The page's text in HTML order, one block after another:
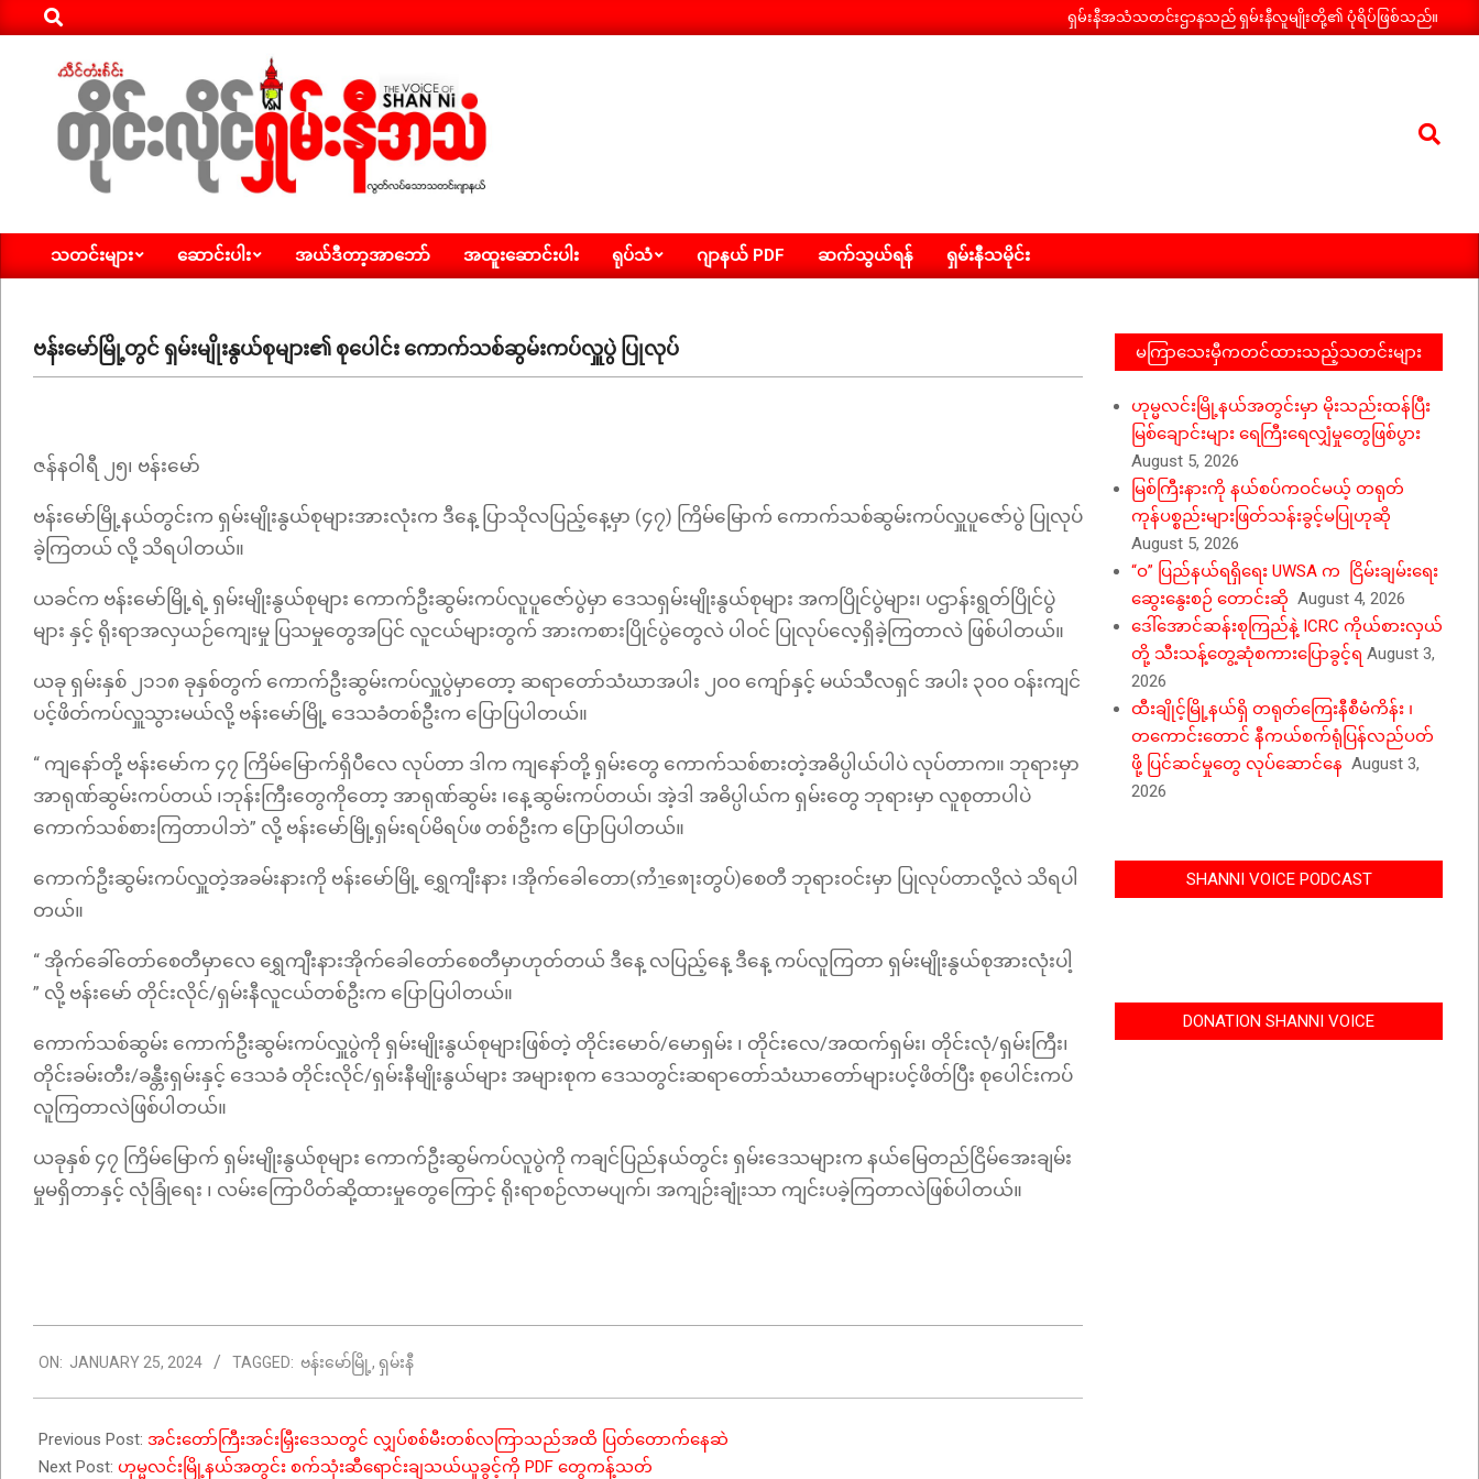
to
Search
ရှမ်းနီအသံသတင်းဌာနသည် ရှမ်းနီလူမျိုးတို့၏ ပုံရိပ်ဖြစ်သည်။
ရှမ်း
နီ
သတင်း
Search
Primary
သတင်းများ ဆောင်းပါး အယ်ဒီတာ့အာဘော် အထူးဆောင်းပါး ရုပ်သံ ဂျာနယ် PDF ဆက်သွယ်ရန် ရှမ်းနီသမိုင်း
ဗန်းမော်မြို့တွင် ရှမ်းမျိုးနွယ်စုများ၏ စုပေါင်း ကောက်သစ်ဆွမ်းကပ်လှူပွဲ ပြုလုပ်
ဇန်နဝါရီ ၂၅၊ ဗန်းမော်
ဗန်းမော်မြို့နယ်တွင်းက ရှမ်းမျိုးနွယ်စုများအားလုံးက ဒီနေ့ ပြာသိုလပြည့်နေ့မှာ (၄၇) ကြိမ်မြောက် ကောက်သစ်ဆွမ်းကပ်လှူပူဇော်ပွဲ ပြုလုပ်
ခဲ့ကြတယ် လို့ သိရပါတယ်။
ယခင်က ဗန်းမော်မြို့ရဲ့ ရှမ်းမျိုးနွယ်စုများ ကောက်ဦးဆွမ်းကပ်လူပူဇော်ပွဲမှာ ဒေသရှမ်းမျိုးနွယ်စုများ အကပြိုင်ပွဲများ၊ ပဌာန်းရွတ်ပြိုင်ပွဲ
များ နှင့် ရိုးရာအလှယဉ်ကျေးမှု ပြသမှုတွေအပြင် လူငယ်များတွက် အားကစားပြိုင်ပွဲတွေလဲ ပါဝင် ပြုလုပ်လေ့ရှိခဲ့ကြတာလဲ ဖြစ်ပါတယ်။
ယခု ရှမ်းနှစ် ၂၁၁၈ ခုနှစ်တွက် ကောက်ဦးဆွမ်းကပ်လှူပွဲမှာတော့ ဆရာတော်သံဃာအပါး ၂၀၀ ကျော်နှင့် မယ်သီလရှင် အပါး ၃၀၀ ဝန်းကျင်
ပင့်ဖိတ်ကပ်လှူသွားမယ်လို့ ဗန်းမော်မြို့ ဒေသခံတစ်ဦးက ပြောပြပါတယ်။
“ ကျနော်တို့ ဗန်းမော်က ၄၇ ကြိမ်မြောက်ရှိပီလေ လုပ်တာ ဒါက ကျနော်တို့ ရှမ်းတွေ ကောက်သစ်စားတဲ့အဓိပ္ပါယ်ပါပဲ လုပ်တာက။ ဘုရားမှာ
အာရုဏ်ဆွမ်းကပ်တယ် ၊ဘုန်းကြီးတွေကိုတော့ အာရုဏ်ဆွမ်း ၊နေ့ဆွမ်းကပ်တယ်၊ အဲ့ဒါ အဓိပ္ပါယ်က ရှမ်းတွေ ဘုရားမှာ လူစုတာပါပဲ
ကောက်သစ်စားကြတာပါဘဲ” လို့ ဗန်းမော်မြို့ရှမ်းရပ်မိရပ်ဖ တစ်ဦးက ပြောပြပါတယ်။
ကောက်ဦးဆွမ်းကပ်လှူတဲ့အခမ်းနားကို ဗန်းမော်မြို့ ရွှေကျီးနား ၊အိုက်ခေါတော(ဢႆၫႍၷေႃးတွပ်)စေတီ ဘုရားဝင်းမှာ ပြုလုပ်တာလို့လဲ သိရပါ
တယ်။
“ အိုက်ခေါ်တော်စေတီမှာလေ ရွှေကျီးနားအိုက်ခေါတော်စေတီမှာဟုတ်တယ် ဒီနေ့ လပြည့်နေ့ ဒီနေ့ ကပ်လူကြတာ ရှမ်းမျိုးနွယ်စုအားလုံးပါ့
” လို့ ဗန်းမော် တိုင်းလိုင်/ရှမ်းနီလူငယ်တစ်ဦးက ပြောပြပါတယ်။
ကောက်သစ်ဆွမ်း ကောက်ဦးဆွမ်းကပ်လှူပွဲကို ရှမ်းမျိုးနွယ်စုများဖြစ်တဲ့ တိုင်းမောဝ်/မောရှမ်း ၊ တိုင်းလေ/အထက်ရှမ်း၊ တိုင်းလုံ/ရှမ်းကြီး၊
တိုင်းခမ်းတီး/ခန္တီးရှမ်းနှင့် ဒေသခံ တိုင်းလိုင်/ရှမ်းနီမျိုးနွယ်များ အများစုက ဒေသတွင်းဆရာတော်သံဃာတော်များပင့်ဖိတ်ပြီး စုပေါင်းကပ်
လူကြတာလဲဖြစ်ပါတယ်။
ယခုနှစ် ၄၇ ကြိမ်မြောက် ရှမ်းမျိုးနွယ်စုများ ကောက်ဦးဆွမ်ကပ်လူပွဲကို ကချင်ပြည်နယ်တွင်း ရှမ်းဒေသများက နယ်မြေတည်ငြိမ်အေးချမ်း
မှုမရှိတာနှင့် လုံခြုံရေး ၊ လမ်းကြောပိတ်ဆို့ထားမှုတွေကြောင့် ရိုးရာစဉ်လာမပျက်၊ အကျဉ်းချုံးသာ ကျင်းပခဲ့ကြတာလဲဖြစ်ပါတယ်။
01-
25
ON: JANUARY 25, 2024 TAGGED: ဗန်းမော်မြို့ , ရှမ်းနီ
Previous Post: အင်းတော်ကြီးအင်းမြှီးဒေသတွင် လျှပ်စစ်မီးတစ်လကြာသည်အထိ ပြတ်တောက်နေဆဲ
Next Post: ဟုမ္မလင်းမြို့နယ်အတွင်း စက်သုံးဆီရောင်းချသယ်ယူခွင့်ကို PDF တွေကန့်သတ်
မကြာသေးမှီကတင်ထားသည့်သတင်းများ
ဟုမ္မလင်းမြို့နယ်အတွင်းမှာ မိုးသည်းထန်ပြီး
မြစ်ချောင်းများ ရေကြီးရေလျှံမှုတွေဖြစ်ပွား
August 5, 2026
မြစ်ကြီးနားကို နယ်စပ်ကဝင်မယ့် တရုတ်
ကုန်ပစ္စည်းများဖြတ်သန်းခွင့်မပြုဟုဆို
August 5, 2026
“ဝ” ပြည်နယ်ရရှိရေး UWSA က ငြိမ်းချမ်းရေး
ဆွေးနွေးစဉ် တောင်းဆို August 4, 2026
ဒေါ်အောင်ဆန်းစုကြည်နဲ့ ICRC ကိုယ်စားလှယ်
တို့ သီးသန့်တွေ့ဆုံစကားပြောခွင့်ရ August 3,
2026
ထီးချိုင့်မြို့နယ်ရှိ တရုတ်ကြေးနီစီမံကိန်း ၊
တကောင်းတောင် နီကယ်စက်ရုံပြန်လည်ပတ်
ဖို့ ပြင်ဆင်မှုတွေ လုပ်ဆောင်နေ August 3,
2026
SHANNI VOICE PODCAST
DONATION SHANNI VOICE